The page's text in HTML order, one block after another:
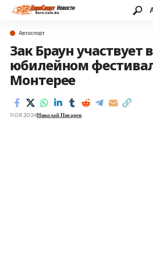
Автоспорт
Зак Браун участвует в
юбилейном
Монтерее
11.08.2024Николай Писарев